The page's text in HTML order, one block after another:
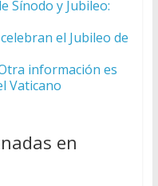
Sínodo y Jubileo:
el Jubileo de
información es
Vaticano
en